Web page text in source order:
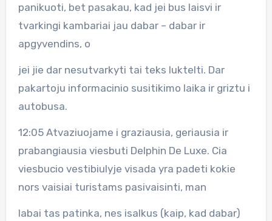
panikuoti, bet pasakau, kad jei bus laisvi ir
tvarkingi kambariai jau dabar – dabar ir
apgyvendins, o
jei jie dar nesutvarkyti tai teks luktelti. Dar
pakartoju informacinio susitikimo laika ir griztu i
autobusa.
12:05 Atvaziuojame i graziausia, geriausia ir
prabangiausia viesbuti Delphin De Luxe. Cia
viesbucio vestibiulyje visada yra padeti kokie
nors vaisiai turistams pasivaisinti, man
labai tas patinka, nes isalkus (kaip, kad dabar)